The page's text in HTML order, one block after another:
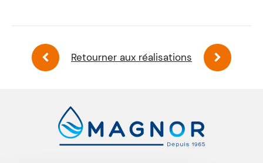
Retourner aux réalisations